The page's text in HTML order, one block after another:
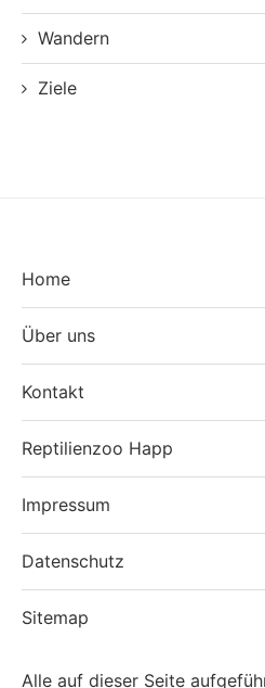
Wandern
Ziele
Home
Über uns
Kontakt
Reptilienzoo Happ
Impressum
Datenschutz
Sitemap
Alle auf dieser Seite